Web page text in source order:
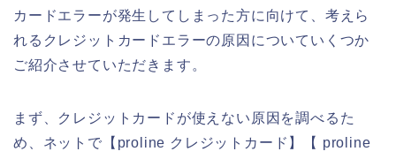
カードエラーが発生してしまった方に向けて、考えら
れるクレジットカードエラーの原因についていくつか
ご紹介させていただきます。
まず、クレジットカードが使えない原因を調べるた
め、ネットで【proline クレジットカード】【 proline